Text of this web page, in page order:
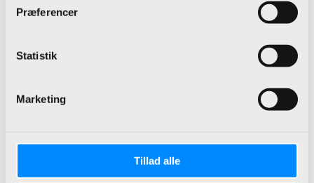
Præferencer
Statistik
Marketing
Tillad alle
hvordan du kan kontakte os, og
vores Privatlivspolitik.
dato, når du kontakter os angående dit
samtykke.